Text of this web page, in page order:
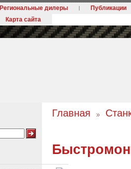
Региональные дилеры
Публикации
Карта сайта
Главная